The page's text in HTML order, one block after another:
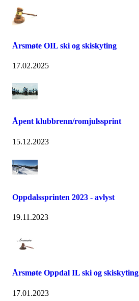
Årsmøte OIL ski og skiskyting
17.02.2025
Åpent klubbrenn/romjulssprint
15.12.2023
Oppdalssprinten 2023 - avlyst
19.11.2023
Årsmøte Oppdal IL ski og skiskyting
17.01.2023